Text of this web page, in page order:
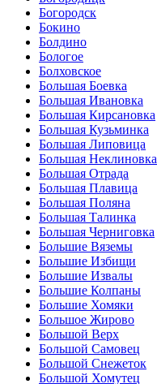
Богородск
Бокино
Болдино
Бологое
Болховское
Большая Боевка
Большая Ивановка
Большая Кирсановка
Большая Кузьминка
Большая Липовица
Большая Неклиновка
Большая Отрада
Большая Плавица
Большая Поляна
Большая Талинка
Большая Черниговка
Большие Вяземы
Большие Избищи
Большие Извалы
Большие Колпаны
Большие Хомяки
Большое Жирово
Большой Верх
Большой Самовец
Большой Снежеток
Большой Хомутец